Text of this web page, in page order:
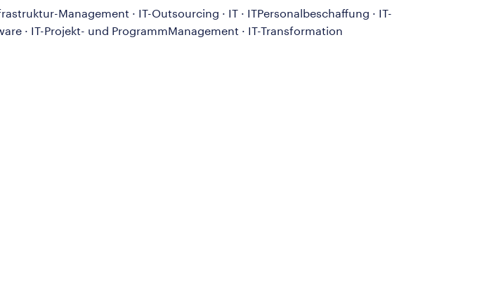
Management · IT-Outsourcing · IT · ITPersonalbeschaffung · IT-
· IT-Projekt- und ProgrammManagement · IT-Transformation